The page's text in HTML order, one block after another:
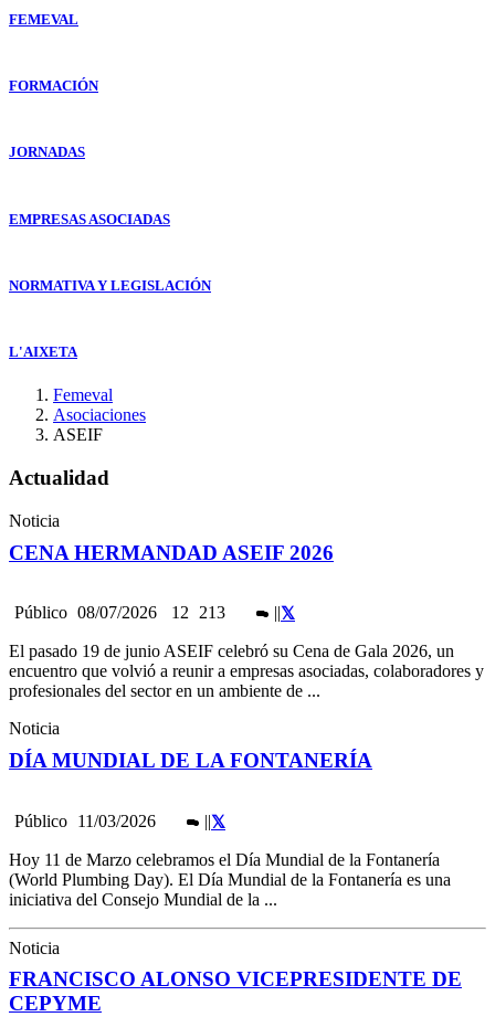
FEMEVAL
FORMACIÓN
JORNADAS
EMPRESAS ASOCIADAS
NORMATIVA Y LEGISLACIÓN
L'AIXETA
Femeval
Asociaciones
ASEIF
Actualidad
Noticia
CENA HERMANDAD ASEIF 2026
Público 08/07/2026 12 213 ||
El pasado 19 de junio ASEIF celebró su Cena de Gala 2026, un
encuentro que volvió a reunir a empresas asociadas, colaboradores y
profesionales del sector en un ambiente de ...
Noticia
DÍA MUNDIAL DE LA FONTANERÍA
Público 11/03/2026 ||
Hoy 11 de Marzo celebramos el Día Mundial de la Fontanería
(World Plumbing Day). El Día Mundial de la Fontanería es una
iniciativa del Consejo Mundial de la ...
Noticia
FRANCISCO ALONSO VICEPRESIDENTE DE
CEPYME